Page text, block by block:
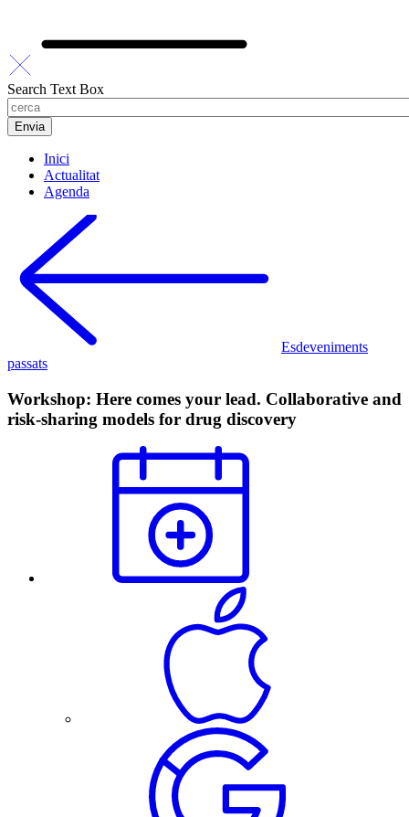
Search Text Box
Inici
Actualitat
Agenda
Esdeveniments
passats
Workshop: Here comes your lead. Collaborative and
risk-sharing models for drug discovery